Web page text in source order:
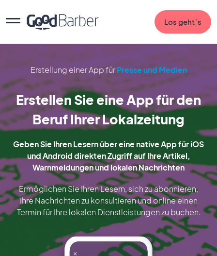
Los geht`s
Erstellung einer App fürPresse und Medien
Erstellen Sie eine App für den
Beruf Ihrer Lokalzeitung
Geben Sie Ihren Lesern über eine native App für iOS
und Android direkten Zugriff auf Ihre Artikel,
Warnmeldungen und lokalen Nachrichten
Ermöglichen Sie Ihren Lesern, sich zu abonnieren,
Ihre Nachrichten zu konsultieren und online einen
Termin für Ihre lokalen Dienstleistungen zu buchen.